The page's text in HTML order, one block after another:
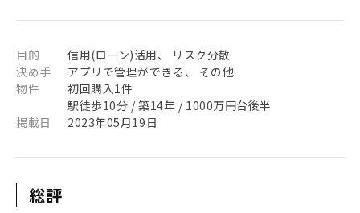
目的
信用(ローン)活用、 リスク分散
決め手
アプリで管理ができる、 その他
物件
初回購入1件
駅徒歩10分 / 築14年 / 1000万円台後半
掲載日
2023年05月19日
総評